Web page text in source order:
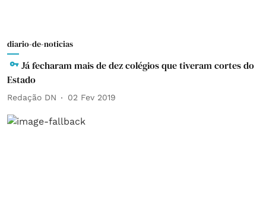
diario-de-noticias
Já fecharam mais de dez colégios que tiveram cortes do
Estado
Redação DN 02 Fev 2019